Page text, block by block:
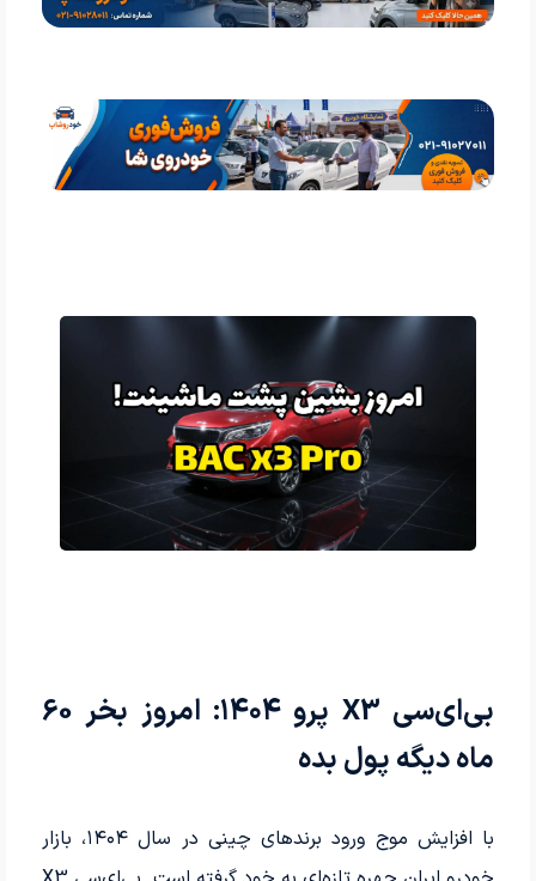
بی‌ای‌سی X3 پرو ۱۴۰۴: امروز بخر 60
ماه دیگه پول بده
با افزایش موج ورود برندهای چینی در سال ۱۴۰۴، بازار